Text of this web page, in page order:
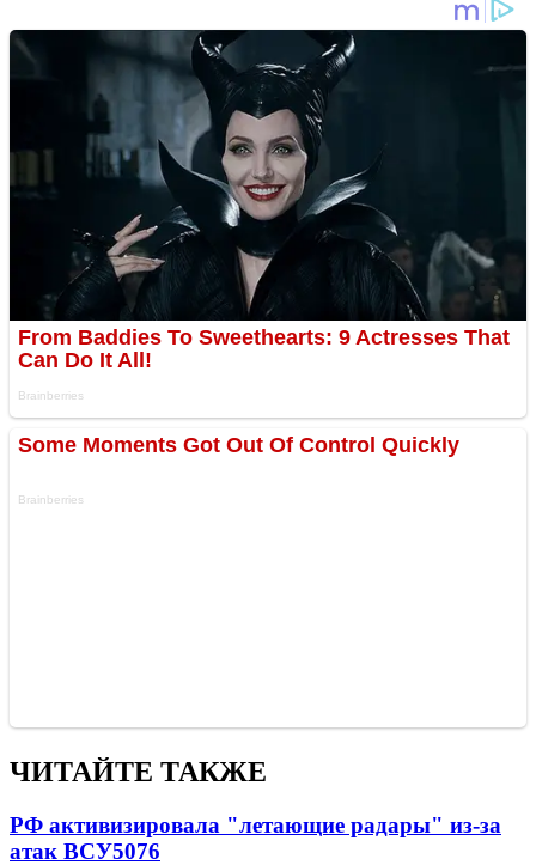
ЧИТАЙТЕ ТАКЖЕ
РФ активизировала "летающие радары" из-за
атак ВСУ5076